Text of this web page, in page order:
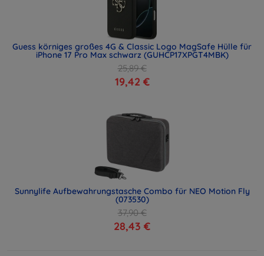
Guess körniges großes 4G & Classic Logo MagSafe Hülle für
iPhone 17 Pro Max schwarz (GUHCP17XPGT4MBK)
25,89 €
19,42 €
Sunnylife Aufbewahrungstasche Combo für NEO Motion Fly
(073530)
37,90 €
28,43 €